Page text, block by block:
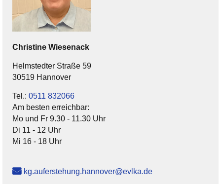
Christine Wiesenack
Helmstedter Straße 59
30519 Hannover
Tel.: 0511 832066
Am besten erreichbar:
Mo und Fr 9.30 - 11.30 Uhr
Di 11 - 12 Uhr
Mi 16 - 18 Uhr
kg.auferstehung.hannover@evlka.de